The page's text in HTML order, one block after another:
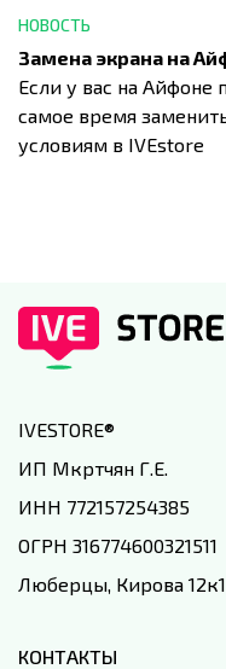
НОВОСТЬ
Замена экрана на
Если у вас на Айфоне
самое время
условиям в IVEstore
IVESTORE®
ИП Мкртчян Г.Е.
ИНН 772157254385
ОГРН 316774600321511
Люберцы, Кирова 12к1
КОНТАКТЫ